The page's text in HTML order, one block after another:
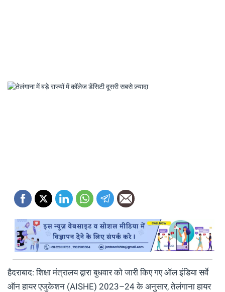
हैदराबाद: शिक्षा मंत्रालय द्वारा बुधवार को जारी किए गए ऑल इंडिया सर्वे
ऑन हायर एजुकेशन (AISHE) 2023–24 के अनुसार, तेलंगाना हायर